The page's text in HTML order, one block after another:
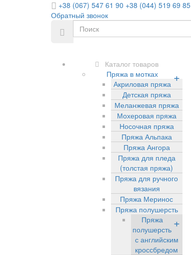
+38 (067) 547 61 90 +38 (044) 519 69 85
Обратный звонок
Каталог товаров
Пряжа в мотках
+
Акриловая пряжа
Детская пряжа
Меланжевая пряжа
Мохеровая пряжа
Носочная пряжа
Пряжа Альпака
Пряжа Ангора
Пряжа для пледа
(толстая пряжа)
Пряжа для ручного
вязания
Пряжа Меринос
Пряжа полушерсть
+
Пряжа
полушерсть
с английским
кроссбредом